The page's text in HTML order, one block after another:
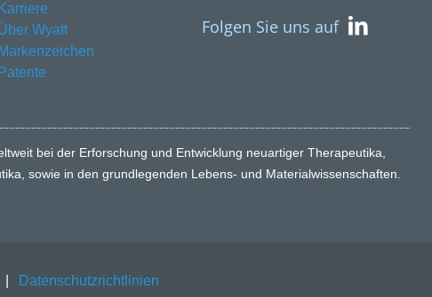
Karriere
Wyatt
Markenzeichen
Patente
Folgen Sie uns auf
bei der Erforschung und Entwicklung neuartiger Therapeutika,
sowie in den grundlegenden Lebens- und Materialwissenschaften.
Datenschutzrichtlinien